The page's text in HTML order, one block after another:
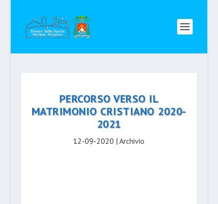
PERCORSO VERSO IL
MATRIMONIO CRISTIANO 2020-
2021
12-09-2020 |Archivio